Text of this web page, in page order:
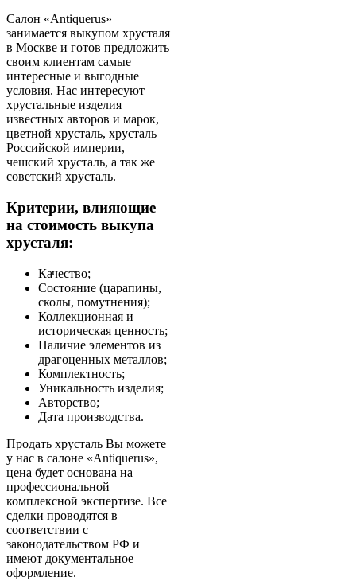
Салон «Antiquerus»
занимается выкупом хрусталя
в Москве и готов предложить
своим клиентам самые
интересные и выгодные
условия. Нас интересуют
хрустальные изделия
известных авторов и марок,
цветной хрусталь, хрусталь
Российской империи,
чешский хрусталь, а так же
советский хрусталь.
Критерии, влияющие
на стоимость выкупа
хрусталя:
Качество;
Состояние (царапины,
сколы, помутнения);
Коллекционная и
историческая ценность;
Наличие элементов из
драгоценных металлов;
Комплектность;
Уникальность изделия;
Авторство;
Дата производства.
Продать хрусталь Вы можете
у нас в салоне «Antiquerus»,
цена будет основана на
профессиональной
комплексной экспертизе. Все
сделки проводятся в
соответствии с
законодательством РФ и
имеют документальное
оформление.